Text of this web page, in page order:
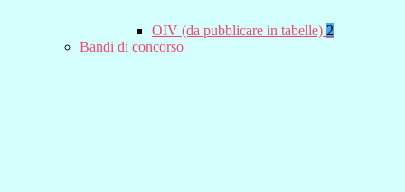
OIV (da pubblicare in tabelle) 2
Bandi di concorso